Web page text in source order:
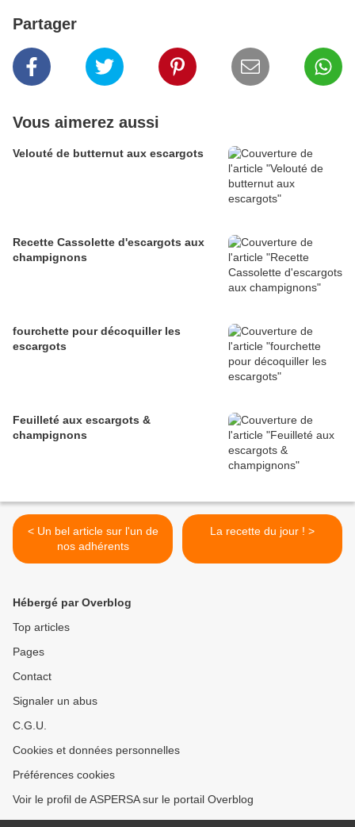
Partager
Vous aimerez aussi
Velouté de butternut aux escargots
Recette Cassolette d'escargots aux
champignons
fourchette pour décoquiller les
escargots
Feuilleté aux escargots &
champignons
< Un bel article sur l'un de
nos adhérents
La recette du jour ! >
Hébergé par Overblog
Top articles
Pages
Contact
Signaler un abus
C.G.U.
Cookies et données personnelles
Préférences cookies
Voir le profil de ASPERSA sur le portail Overblog